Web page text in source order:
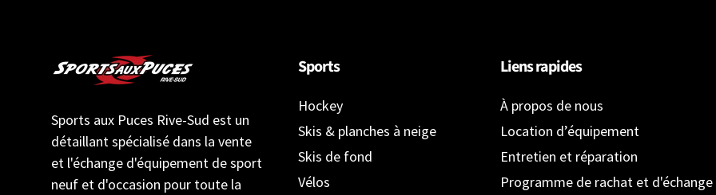
Sports aux Puces Rive-Sud est un
détaillant spécialisé dans la vente
et l'échange d'équipement de sport
neuf et d'occasion pour toute la
Sports
Hockey
Skis & planches à neige
Skis de fond
Vélos
Liens rapides
À propos de nous
Location d’équipement
Entretien et réparation
Programme de rachat et d'échange